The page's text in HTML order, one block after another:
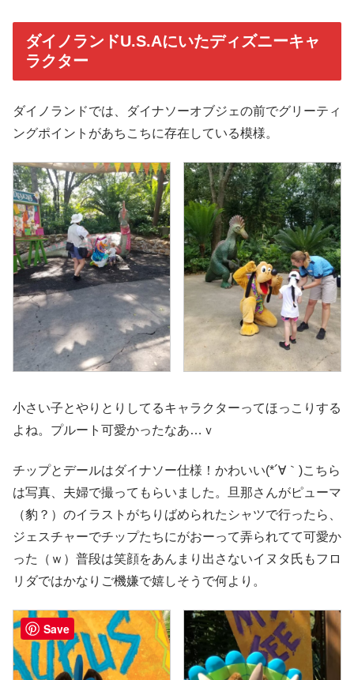
ダイノランドU.S.Aにいたディズニーキャ
ラクター
ダイノランドでは、ダイナソーオブジェの前でグリーティ
ングポイントがあちこちに存在している模様。
小さい子とやりとりしてるキャラクターってほっこりする
よね。プルート可愛かったなあ…ｖ
チップとデールはダイナソー仕様！かわいい(*´∀｀)こちら
は写真、夫婦で撮ってもらいました。旦那さんがピューマ
（豹？）のイラストがちりばめられたシャツで行ったら、
ジェスチャーでチップたちにがおーって弄られてて可愛か
った（ｗ）普段は笑顔をあんまり出さないイヌタ氏もフロ
リダではかなりご機嫌で嬉しそうで何より。
Save